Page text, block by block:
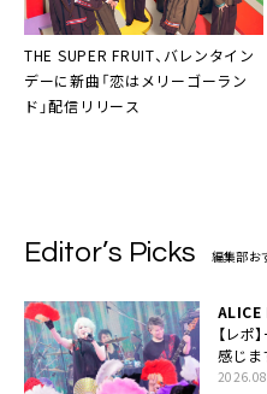
THE SUPER FRUIT、バレンタイン
デーに新曲「恋はメリーゴーラン
ド」配信リリース
Editor’s Picks 編集部お
ALICE
【レポ
感じま